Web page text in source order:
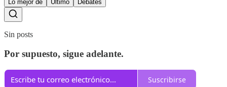
Lo mejor de
Último Debates
Sin posts
Por supuesto, sigue adelante.
Suscribirse